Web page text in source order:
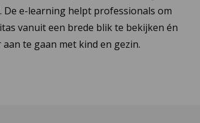
De e-learning helpt professionals om
vanuit een brede blik te bekijken én
te gaan met kind en gezin.